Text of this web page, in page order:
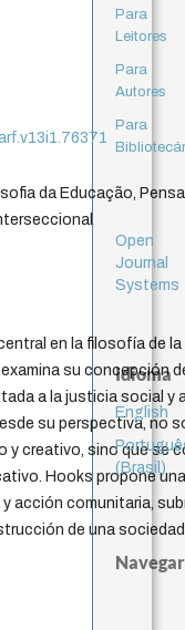
da Educação,
en la filosofía de
su concepción
a la justicia social y
su perspectiva, no
y creativo, sino que se
Hooks propone
acción comunitaria,
de una
Para
Leitores
Para
Autores
Para
Open
Journal
Systems
Idioma
English
(Brasil)
Navegar